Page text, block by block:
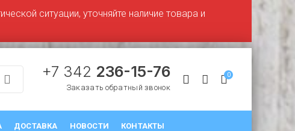
+7 342 236-15-76
Заказать обратный звонок
0
ДОСТАВКА НОВОСТИ КОНТАКТЫ
ситуации, уточняйте наличие товара и